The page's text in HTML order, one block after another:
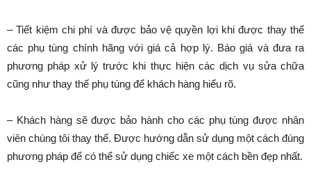
– Tiết kiệm chi phí và được bảo vệ quyền lợi khi được thay thế
các phụ tùng chính hãng với giá cả hợp lý. Báo giá và đưa ra
phương pháp xử lý trước khi thực hiện các dịch vụ sửa chữa
cũng như thay thế phụ tùng để khách hàng hiểu rõ.
– Khách hàng sẽ được bảo hành cho các phụ tùng được nhân
viên chúng tôi thay thế. Được hướng dẫn sử dụng một cách đúng
phương pháp để có thể sử dụng chiếc xe một cách bền đẹp nhất.